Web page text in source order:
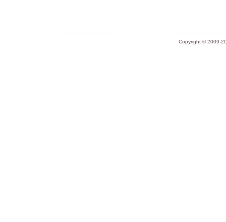
Copyright © 2009-